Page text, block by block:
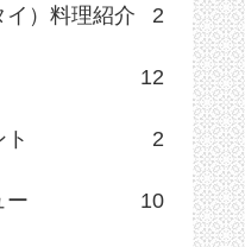
イ）料理紹介 2
12
2
ー 10